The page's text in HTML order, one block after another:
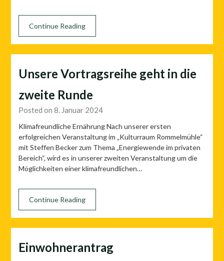
Continue Reading
Unsere Vortragsreihe geht in die
zweite Runde
Posted on 8. Januar 2024
Klimafreundliche Ernährung Nach unserer ersten
erfolgreichen Veranstaltung im „Kulturraum Rommelmühle“
mit Steffen Becker zum Thema „Energiewende im privaten
Bereich“, wird es in unserer zweiten Veranstaltung um die
Möglichkeiten einer klimafreundlichen…
Continue Reading
Einwohnerantrag